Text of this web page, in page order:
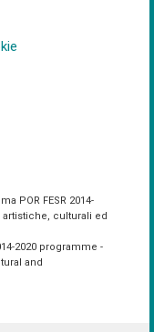
POR FESR 2014-
artistiche, culturali ed
2020 programme -
and